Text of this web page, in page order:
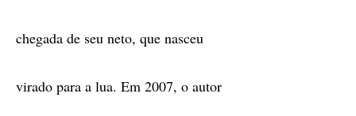
chegada de seu neto, que nasceu
virado para a lua. Em 2007, o autor